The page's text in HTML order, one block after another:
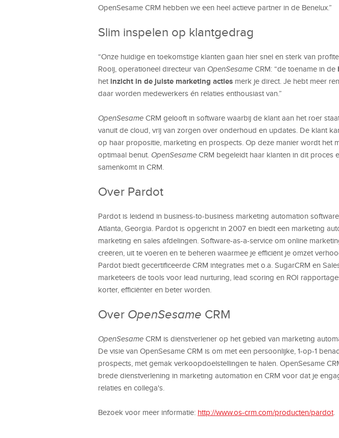
OpenSesame CRM hebben we een heel actieve partner in de Benelux.”
Slim inspelen op klantgedrag
“Onze huidige en toekomstige klanten gaan hier snel en sterk van
Rooij, operationeel directeur van OpenSesame CRM: “de toename in de
het inzicht in de juiste marketing acties merk je direct. Je hebt meer
daar worden medewerkers én relaties enthousiast van.”
OpenSesame CRM gelooft in software waarbij de klant aan het roer
vanuit de cloud, vrij van zorgen over onderhoud en updates. De klant
op haar propositie, marketing en prospects. Op deze manier wordt het
optimaal benut. OpenSesame CRM begeleidt haar klanten in dit proces
samenkomt in CRM.
Over Pardot
Pardot is leidend in business-to-business marketing automation
Atlanta, Georgia. Pardot is opgericht in 2007 en biedt een marketing
marketing en sales afdelingen. Software-as-a-service om online
creëren, uit te voeren en te beheren waarmee je efficiënt je omzet
Pardot biedt gecertificeerde CRM integraties met o.a. SugarCRM en
marketeers de tools voor lead nurturing, lead scoring en ROI
korter, efficiënter en beter worden.
Over OpenSesame CRM
OpenSesame CRM is dienstverlener op het gebied van marketing
De visie van OpenSesame CRM is om met een persoonlijke, 1-op-1
prospects, met gemak verkoopdoelstellingen te halen. OpenSesame
brede dienstverlening in marketing automation en CRM voor dat je
relaties en collega's.
Bezoek voor meer informatie: http://www.os-crm.com/producten/pardot